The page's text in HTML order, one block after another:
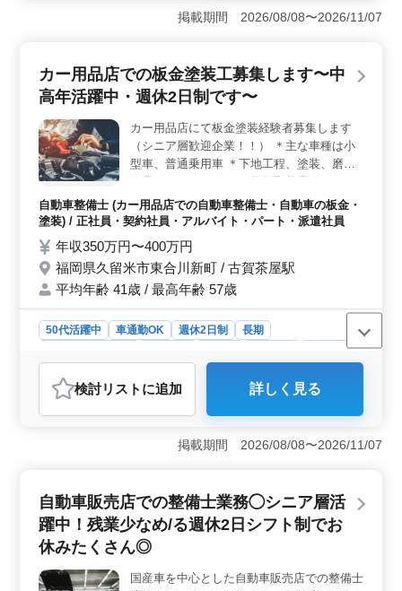
業務を経験豊富な方を大募集しています。点検整備や車
検整備、部品の交換など幅広い作業に携わります。50代
なめで、週休2日のシフト制を採用しています。交通費は
全額支給され、無料駐車場も完備しています。福岡県小
め通勤も便利です。 ＜安定した企業でのキャリア
＞ 福岡県内の自動車販売、整備、板金塗装事業を展開
する企業でのお仕事です。平均年齢は54歳で、経験豊富
なスタッフが多く在籍しています。安定した職場環境で
長く活躍できるチャンスです。
掲載期間 2026/08/08〜2026/11/07
カー用品店での板金塗装工募集します〜中
高年活躍中・週休2日制です〜
カー用品店にて板金塗装経験者募集します
（シニア層歓迎企業！！） ＊主な車種は小
型車、普通乗用車 ＊下地工程、塗装、磨き
作業 ＊フレーム修正、外版取替業務 ＊コー
ティング業務、部品交換、納車引取など 現
在50歳以上も活躍している企業です、車体
験を活かして頂ける方・安定したお仕事を求
めている方 皆様のご応募お待ちしておりま
す。
自動車整備士 (カー用品店での自動車整備士・自動車の板金・
塗装) / 正社員・契約社員・アルバイト・パート・派遣社員
年収350万円〜400万円
福岡県久留米市東合川新町 / 古賀茶屋駅
平均年齢 41歳 / 最高年齢 57歳
50代活躍中 車通勤OK 週休2日制
長期
派遣社員
自動車整備士
おすすめポイント
＜安定した雇用＞ 当企業は長期的な雇用を提供し、中
高年層が活躍できる環境が整っています。週休2日制度や
残業なしの働き方が、安心して働くことができる理由と
です。車体整備士資格を保有している方は特に歓迎して
います。今までの経験やスキルを最大限に活かせま
す。 ＜働きやすい環境＞ 福岡県久留米市の好立地
に位置し、車通勤も可能です。無料駐車場完備で通勤が
便利です。さらに、就業時間帯や休憩時間の調整が可能
検討リスト に追加 詳しく見る
掲載期間 2026/08/08〜2026/11/07
自動車販売店での整備士業務◯シニア層活
躍中！残業少なめ/る週休2日シフト制でお
休みたくさん◎
国産車を中心とした自動車販売店での整備士